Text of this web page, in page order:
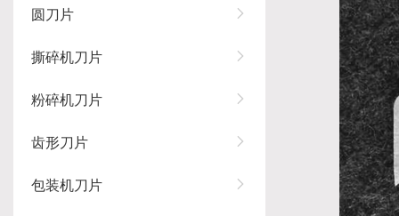
圆刀片
撕碎机刀片
粉碎机刀片
齿形刀片
包装机刀片